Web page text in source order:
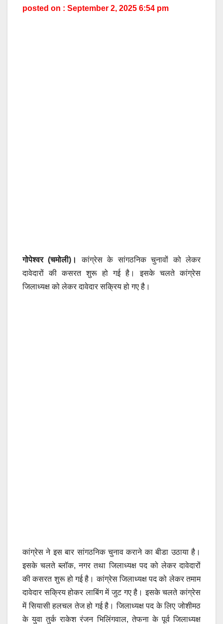
posted on : September 2, 2025 6:54 pm
गोपेश्वर (चमोली)।
कांग्रेस के सांगठनिक चुनावों को लेकर
दावेदारों की कसरत शुरू हो गई है। इसके चलते कांग्रेस
जिलाध्यक्ष को लेकर दावेदार सक्रिय हो गए है।
कांग्रेस ने इस बार सांगठनिक चुनाव कराने का बीडा उठाया है।
इसके चलते ब्लॉक, नगर तथा जिलाध्यक्ष पद को लेकर दावेदारों
की कसरत शुरू हो गई है। कांग्रेस जिलाध्यक्ष पद को लेकर तमाम
दावेदार सक्रिय होकर लाबिंग में जुट गए है। इसके चलते कांग्रेस
में सियासी हलचल तेज हो गई है। जिलाध्यक्ष पद के लिए जोशीमठ
के युवा तुर्क राकेश रंजन भिलिंगवाल, तेफना के पूर्व जिलाध्यक्ष